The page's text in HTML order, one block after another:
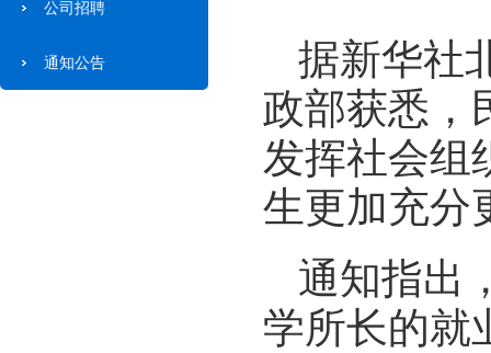
公司招聘
通知公告
据新华社
政部获悉，
发挥社会组
生更加充分
通知指出
学所长的就